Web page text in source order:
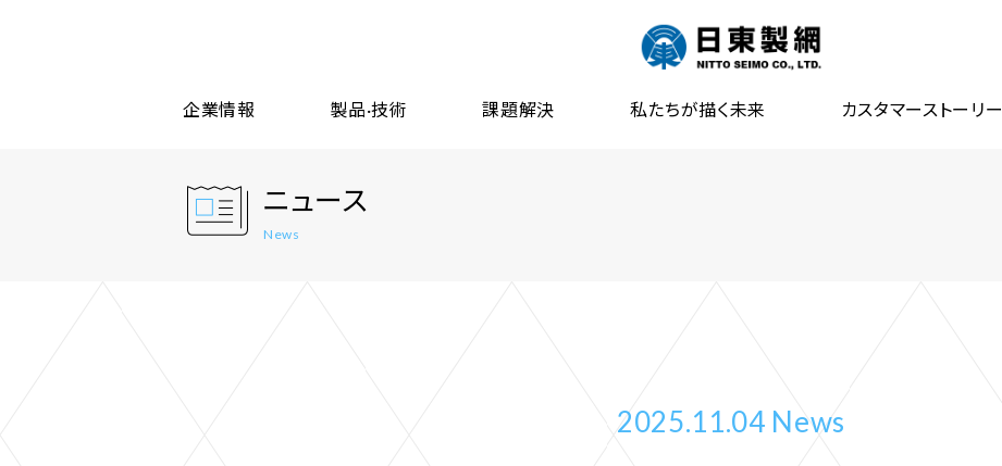
企業情報 製品·技術 課題解決 私たちが描く未来 カスタマーストーリー
ニュース
News
2025.11.04 News